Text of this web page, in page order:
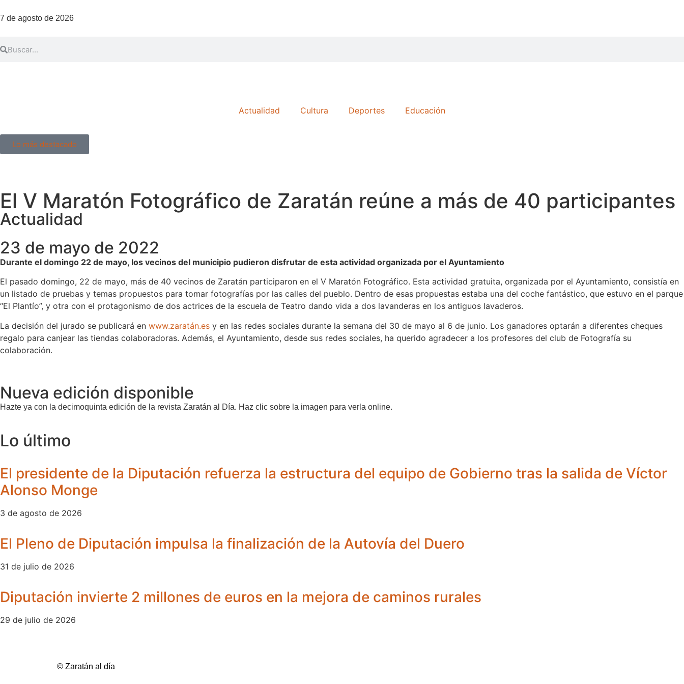
7 de agosto de 2026
Actualidad Cultura Deportes Educación
Lo más destacado
El V Maratón Fotográfico de Zaratán reúne a más de 40 participantes
Actualidad
23 de mayo de 2022
Durante el domingo 22 de mayo, los vecinos del municipio pudieron disfrutar de esta actividad organizada por el Ayuntamiento
El pasado domingo, 22 de mayo, más de 40 vecinos de Zaratán participaron en el V Maratón Fotográfico. Esta actividad gratuita, organizada por el Ayuntamiento, consistía en
un listado de pruebas y temas propuestos para tomar fotografías por las calles del pueblo. Dentro de esas propuestas estaba una del coche fantástico, que estuvo en el parque
“El Plantío”, y otra con el protagonismo de dos actrices de la escuela de Teatro dando vida a dos lavanderas en los antiguos lavaderos.
La decisión del jurado se publicará en www.zaratán.es y en las redes sociales durante la semana del 30 de mayo al 6 de junio. Los ganadores optarán a diferentes cheques
regalo para canjear las tiendas colaboradoras. Además, el Ayuntamiento, desde sus redes sociales, ha querido agradecer a los profesores del club de Fotografía su
colaboración.
Nueva edición disponible
Hazte ya con la decimoquinta edición de la revista Zaratán al Día. Haz clic sobre la imagen para verla online.
Lo último
El presidente de la Diputación refuerza la estructura del equipo de Gobierno tras la salida de Víctor
Alonso Monge
3 de agosto de 2026
El Pleno de Diputación impulsa la finalización de la Autovía del Duero
31 de julio de 2026
Diputación invierte 2 millones de euros en la mejora de caminos rurales
29 de julio de 2026
© Zaratán al día